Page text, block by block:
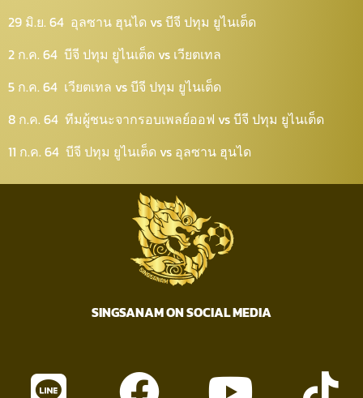
29 มิ.ย. 64 อุลซาน ฮุนได vs บีจี ปทุม ยูไนเต็ด
2 ก.ค. 64 บีจี ปทุม ยูไนเต็ด vs เวียตเทล
5 ก.ค. 64 เวียตเทล vs บีจี ปทุม ยูไนเต็ด
8 ก.ค. 64 ทีมผู้ชนะจากรอบเพลย์ออฟ vs บีจี ปทุม ยูไนเต็ด
11 ก.ค. 64 บีจี ปทุม ยูไนเต็ด vs อุลซาน ฮุนได
SINGSANAM ON SOCIAL MEDIA